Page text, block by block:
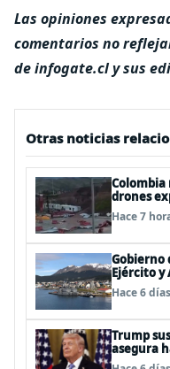
Las opiniones
comentarios no
de infogate.cl y sus
Otras noticias
Colombia
drones
de De la
Hace 7
Gobierno
Ejército y
Hace 6 días
Trump
asegura
acuerdo»